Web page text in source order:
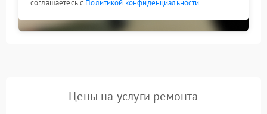
соглашаетесь с Политикой конфиденциальности
Цены на услуги ремонта